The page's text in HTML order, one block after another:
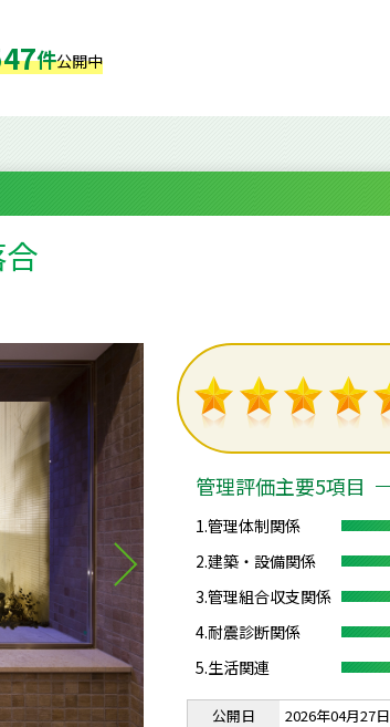
件公開中
管理評価主要5項目
1.管理体制関係
2.建築・設備関係
3.管理組合収支関係
4.耐震診断関係
5.生活関連
公開日 2026年04月27日